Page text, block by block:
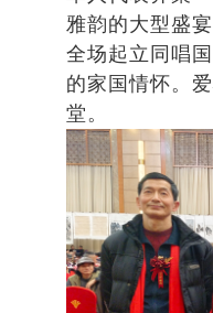
雅韵的大型盛
全场起立同唱
的家国情怀。
堂。